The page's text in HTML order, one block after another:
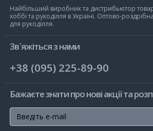
Мить
Найбільший виробник та дистрибьютор
хоббі та рукоділля в Україні. Оптово-
для рукоділля.
Зв`яжіться з нами
+38 (095) 225-89-90
Бажаєте знати про нові акції та